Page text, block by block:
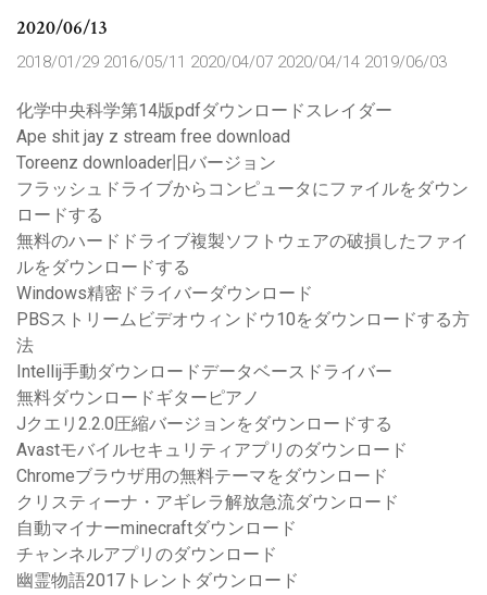
2020/06/13
2018/01/29 2016/05/11 2020/04/07 2020/04/14 2019/06/03
化学中央科学第14版pdfダウンロードスレイダー
Ape shit jay z stream free download
Toreenz downloader旧バージョン
フラッシュドライブからコンピュータにファイルをダウン
ロードする
無料のハードドライブ複製ソフトウェアの破損したファイ
ルをダウンロードする
Windows精密ドライバーダウンロード
PBSストリームビデオウィンドウ10をダウンロードする方
法
Intellij手動ダウンロードデータベースドライバー
無料ダウンロードギターピアノ
Jクエリ2.2.0圧縮バージョンをダウンロードする
Avastモバイルセキュリティアプリのダウンロード
Chromeブラウザ用の無料テーマをダウンロード
クリスティーナ・アギレラ解放急流ダウンロード
自動マイナーminecraftダウンロード
チャンネルアプリのダウンロード
幽霊物語2017トレントダウンロード